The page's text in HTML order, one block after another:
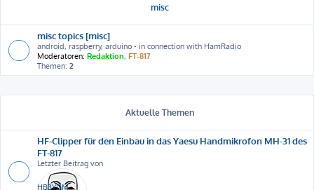
misc
misc topics [misc]
android, raspberry, arduino - in connection with HamRadio
Moderatoren: Redaktion, FT-817
Themen: 2
Aktuelle Themen
HF-Clipper für den Einbau in das Yaesu Handmikrofon MH-31 des
FT-817
Letzter Beitrag von
HB3YDM